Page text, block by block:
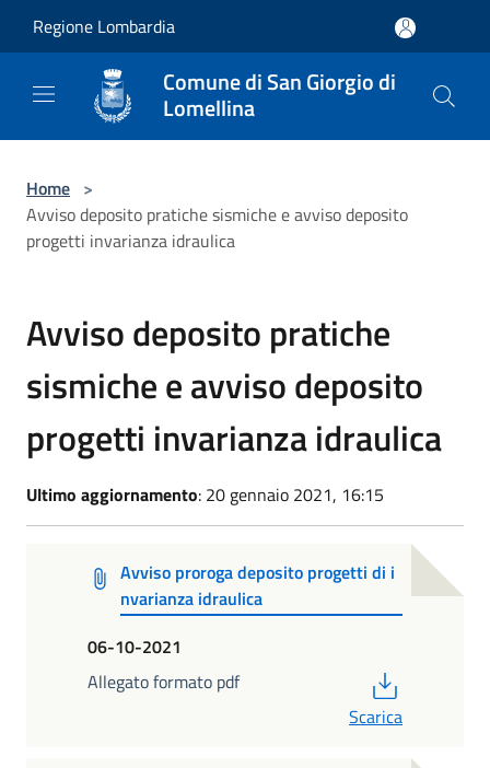
Regione Lombardia
Comune di San Giorgio di
Lomellina
Home >
Avviso deposito pratiche sismiche e avviso deposito
progetti invarianza idraulica
Avviso deposito pratiche
sismiche e avviso deposito
progetti invarianza idraulica
Ultimo aggiornamento: 20 gennaio 2021, 16:15
Avviso proroga deposito progetti di i
nvarianza idraulica
06-10-2021
Allegato formato pdf
Scarica